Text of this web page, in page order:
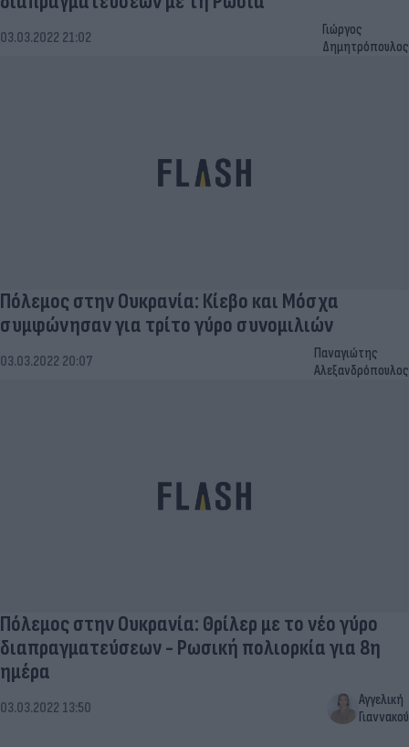
03.03.2022 21:02
Γιώργος
Δημητρόπουλος
Πόλεμος στην Ουκρανία: Κίεβο και Μόσχα
συμφώνησαν για τρίτο γύρο συνομιλιών
03.03.2022 20:07
Παναγιώτης
Αλεξανδρόπουλος
Πόλεμος στην Ουκρανία: Θρίλερ με το νέο γύρο
διαπραγματεύσεων - Ρωσική πολιορκία για 8η
ημέρα
03.03.2022 13:50
Αγγελική
Γιαννακού